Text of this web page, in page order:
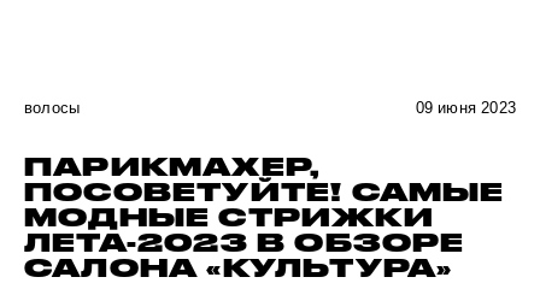
волосы 09 июня 2023
ПАРИКМАХЕР,
ПОСОВЕТУЙТЕ! САМЫЕ
МОДНЫЕ СТРИЖКИ
ЛЕТА-2023 В ОБЗОРЕ
САЛОНА «КУЛЬТУРА»